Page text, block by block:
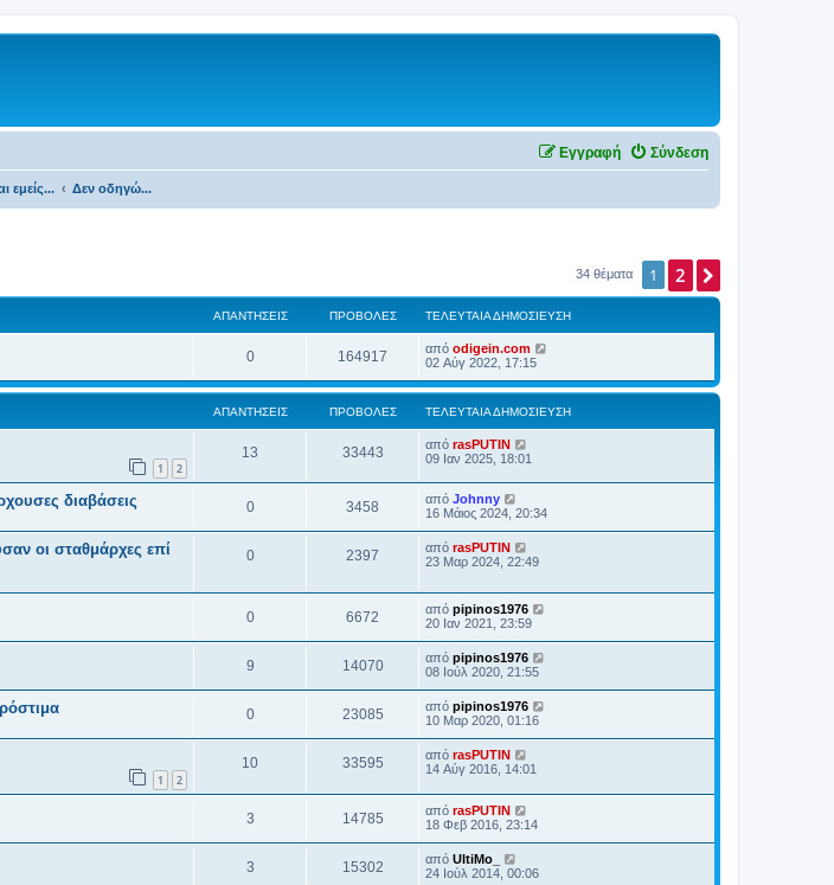
Σύνδεση
Εγγραφή
εμείς... Δεν οδηγώ...
34 θέματα 1 2
ΑΠΑΝΤΉΣΕΙΣ ΠΡΟΒΟΛΈΣ ΤΕΛΕΥΤΑΊΑ ΔΗΜΟΣΊΕΥΣΗ
0 164917 από odigein.com
02 Αύγ 2022, 17:15
ΑΠΑΝΤΉΣΕΙΣ ΠΡΟΒΟΛΈΣ ΤΕΛΕΥΤΑΊΑ ΔΗΜΟΣΊΕΥΣΗ
1 2
13 33443 από rasPUTIN
09 Ιαν 2025, 18:01
διαβάσεις 0 3458 από Johnny
16 Μάιος 2024, 20:34
οι σταθμάρχες επί
0 2397 από rasPUTIN
23 Μαρ 2024, 22:49
0 6672 από pipinos1976
20 Ιαν 2021, 23:59
9 14070 από pipinos1976
08 Ιούλ 2020, 21:55
0 23085 από pipinos1976
10 Μαρ 2020, 01:16
1 2
10 33595 από rasPUTIN
14 Αύγ 2016, 14:01
3 14785 από rasPUTIN
18 Φεβ 2016, 23:14
3 15302 από UltiMo_
24 Ιούλ 2014, 00:06